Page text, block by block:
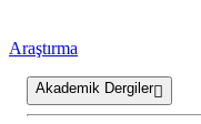
Araştırma
Akademik Dergiler